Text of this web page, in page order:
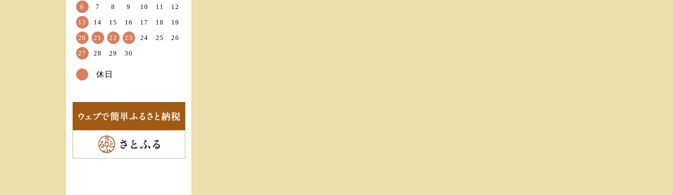
6 7 8 9 10 11 12
13 14 15 16 17 18 19
20 21 22 23 24 25 26
27 28 29 30
休日